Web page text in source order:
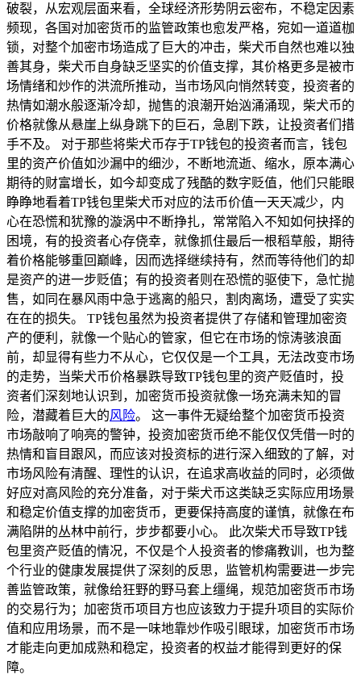
破裂，从宏观层面来看，全球经济形势阴云密布，不稳定因素
频现，各国对加密货币的监管政策也愈发严格，宛如一道道枷
锁，对整个加密市场造成了巨大的冲击，柴犬币自然也难以独
善其身，柴犬币自身缺乏坚实的价值支撑，其价格更多是被市
场情绪和炒作的洪流所推动，当市场风向悄然转变，投资者的
热情如潮水般逐渐冷却，抛售的浪潮开始汹涌涌现，柴犬币的
价格就像从悬崖上纵身跳下的巨石，急剧下跌，让投资者们措
手不及。 对于那些将柴犬币存于TP钱包的投资者而言，钱包
里的资产价值如沙漏中的细沙，不断地流逝、缩水，原本满心
期待的财富增长，如今却变成了残酷的数字贬值，他们只能眼
睁睁地看着TP钱包里柴犬币对应的法币价值一天天减少，内
心在恐慌和犹豫的漩涡中不断挣扎，常常陷入不知如何抉择的
困境，有的投资者心存侥幸，就像抓住最后一根稻草般，期待
着价格能够重回巅峰，因而选择继续持有，然而等待他们的却
是资产的进一步贬值；有的投资者则在恐慌的驱使下，急忙抛
售，如同在暴风雨中急于逃离的船只，割肉离场，遭受了实实
在在的损失。 TP钱包虽然为投资者提供了存储和管理加密资
产的便利，就像一个贴心的管家，但它在市场的惊涛骇浪面
前，却显得有些力不从心，它仅仅是一个工具，无法改变市场
的走势，当柴犬币价格暴跌导致TP钱包里的资产贬值时，投
资者们深刻地认识到，加密货币投资就像一场充满未知的冒
险，潜藏着巨大的风险。 这一事件无疑给整个加密货币投资
市场敲响了响亮的警钟，投资加密货币绝不能仅仅凭借一时的
热情和盲目跟风，而应该对投资标的进行深入细致的了解，对
市场风险有清醒、理性的认识，在追求高收益的同时，必须做
好应对高风险的充分准备，对于柴犬币这类缺乏实际应用场景
和稳定价值支撑的加密货币，更要保持高度的谨慎，就像在布
满陷阱的丛林中前行，步步都要小心。 此次柴犬币导致TP钱
包里资产贬值的情况，不仅是个人投资者的惨痛教训，也为整
个行业的健康发展提供了深刻的反思，监管机构需要进一步完
善监管政策，就像给狂野的野马套上缰绳，规范加密货币市场
的交易行为；加密货币项目方也应该致力于提升项目的实际价
值和应用场景，而不是一味地靠炒作吸引眼球，加密货币市场
才能走向更加成熟和稳定，投资者的权益才能得到更好的保
障。